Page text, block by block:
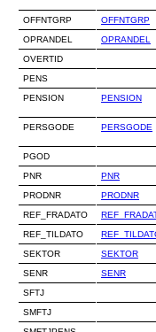
OFFNTGRP
OFFNTGRP
OPRANDEL
OPRANDEL
OVERTID
PENS
PENSION
PENSION
PERSGODE
PERSGODE
PGOD
PNR
PNR
PRODNR
PRODNR
REF_FRADATO
REF_TILDATO
SEKTOR
SEKTOR
SENR
SENR
SFTJ
SMFTJ